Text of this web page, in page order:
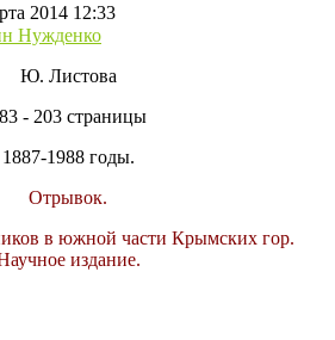
2014 12:33
Нужденко
Ю. Листова
- 203 страницы
1887-1988 годы.
Отрывок.
в южной части Крымских гор.
издание.